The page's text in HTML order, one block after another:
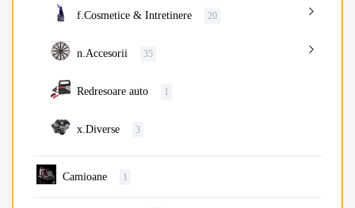
f.Cosmetice & Intretinere 20
n.Accesorii 35
Redresoare auto 1
x.Diverse 3
Camioane 1